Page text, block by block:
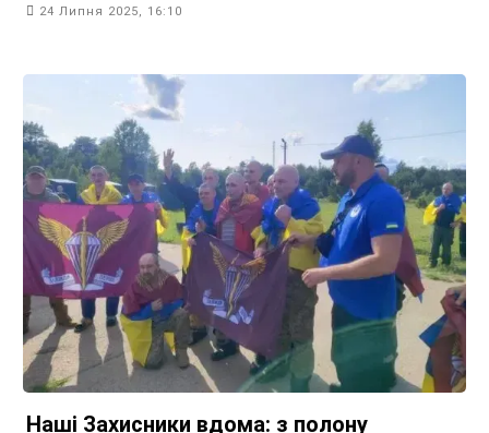
24 Липня 2025, 16:10
Наші Захисники вдома: з полону